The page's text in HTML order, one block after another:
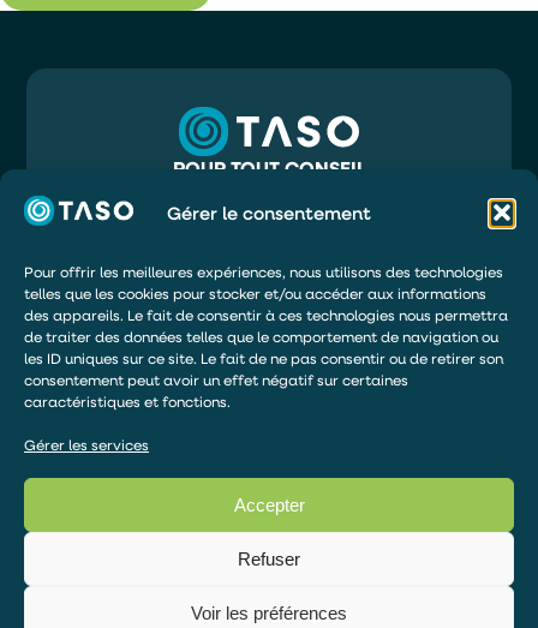
Gérer le consentement
Pour offrir les meilleures expériences, nous utilisons des technologies
telles que les cookies pour stocker et/ou accéder aux informations
des appareils. Le fait de consentir à ces technologies nous permettra
de traiter des données telles que le comportement de navigation ou
les ID uniques sur ce site. Le fait de ne pas consentir ou de retirer son
consentement peut avoir un effet négatif sur certaines
caractéristiques et fonctions.
Gérer les services
Accepter
Refuser
Voir les préférences
POUR TOUT CONSEIL
INFO@TASO.FR
TASO
33130 BÈGLES
DEMANDER UN DEVIS
ÊTRE RAPPELÉ
DEVENIR DISTRIBUTEUR
© 2026 – TOUS DROITS RÉSERVÉS
Mentions légales
Gérer le consentement